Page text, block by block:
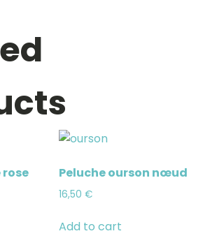
rose Peluche ourson nœud
16,50€
Add to cart